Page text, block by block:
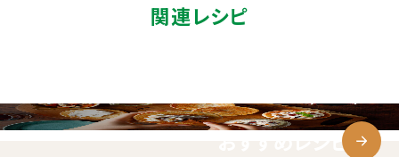
関連レシピ
おすすめレシピ